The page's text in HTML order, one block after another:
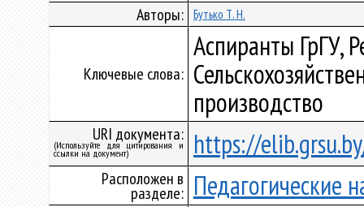
Авторы: Бутько Т. Н.
Ключевые слова:
Аспиранты ГрГУ,
производство
URI документа:
(Используйте для цитирования и
ссылки на документ) https://
Расположен в
разделе: Педагогические